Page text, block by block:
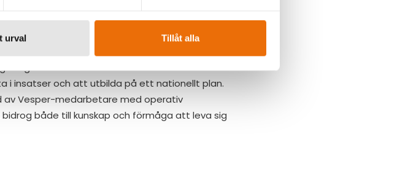
urval Tillåt alla
skadas.
i insatser och att utbilda på ett nationellt plan.
av Vesper-medarbetare med operativ
både till kunskap och förmåga att leva sig